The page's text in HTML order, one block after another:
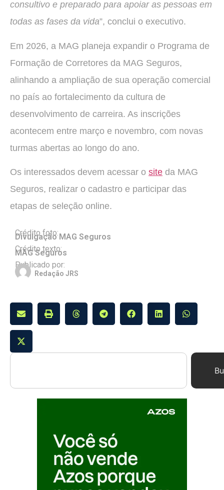
consultivo e preparado para apoiar as pessoas em
todas as fases da vida”, conclui o executivo.
Em 2026, a MAG planeja expandir o Programa de
Formação de Corretores da MAG Seguros,
alinhando a ampliação de sua operação comercial
no país ao fortalecimento da cultura de
desenvolvimento de carreira. As inscrições
acontecem entre março e novembro, com novas
turmas abertas ao longo do ano.
Os interessados devem acessar o site da MAG
Seguros, realizar o cadastro e participar das
etapas de seleção online.
Crédito foto:
Divulgação MAG Seguros
Crédito texto:
MAG Seguros
Publicado por:
Redação JRS